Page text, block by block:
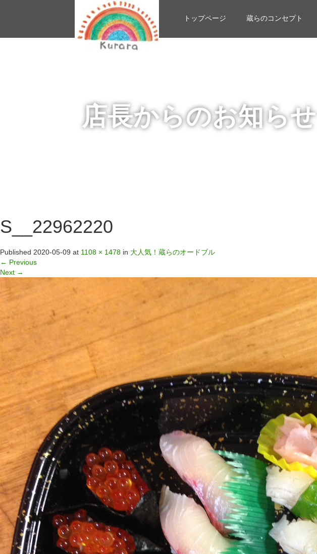
トップページ 蔵らのコンセプト
店長からのお知らせ
S__22962220
Published 2020-05-09 at 1108 × 1478 in 大人気！蔵らのオードブル
← Previous
Next →